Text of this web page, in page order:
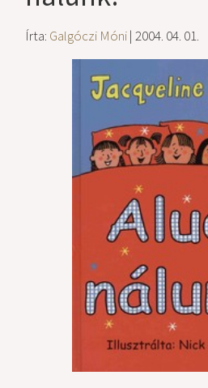
Írta: Galgóczi Móni| 2004. 04. 01.